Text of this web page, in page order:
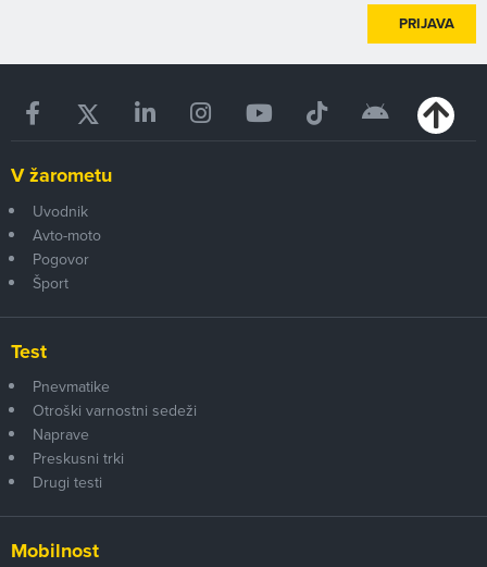
PRIJAVA
V žarometu
Uvodnik
Avto-moto
Pogovor
Šport
Test
Pnevmatike
Otroški varnostni sedeži
Naprave
Preskusni trki
Drugi testi
Mobilnost